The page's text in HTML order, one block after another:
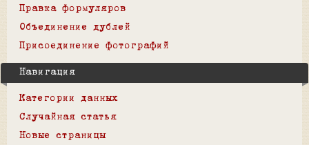
Правка формуляров
Объединение дублей
Присоединение фотографий
Навигация
Категории данных
Случайная статья
Новые страницы